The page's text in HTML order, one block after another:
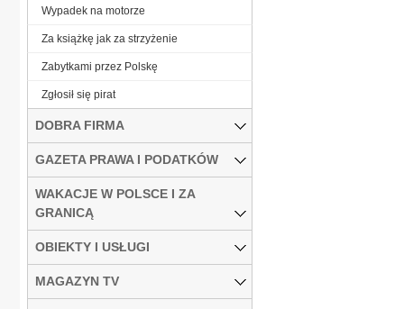
Wypadek na motorze
Za książkę jak za strzyżenie
Zabytkami przez Polskę
Zgłosił się pirat
DOBRA FIRMA
GAZETA PRAWA I PODATKÓW
WAKACJE W POLSCE I ZA
GRANICĄ
OBIEKTY I USŁUGI
MAGAZYN TV